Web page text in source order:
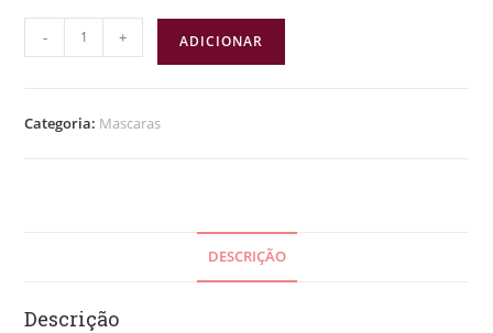
- + ADICIONAR
Categoria: Mascaras
DESCRIÇÃO
Descrição